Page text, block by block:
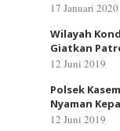
17 Januari 2020
Wilayah
Giatkan
12 Juni 2019
Polsek
Nyaman
12 Juni 2019